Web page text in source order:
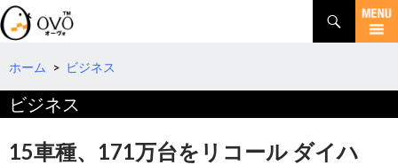
検
索
コ
テ
へ
ホーム > ビジネス
ビジネス
15車種、171万台をリコール ダイハ